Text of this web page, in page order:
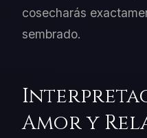
cosecharás
sembrado.
Amor y